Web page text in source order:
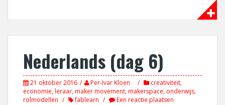
Nederlands (dag 6)
21 oktober 2016 Per-Ivar Kloen creativiteit,
economie,leraar,maker movement,makerspace, onderwijs,
rolmodellen
fablearn Een reactie plaatsen